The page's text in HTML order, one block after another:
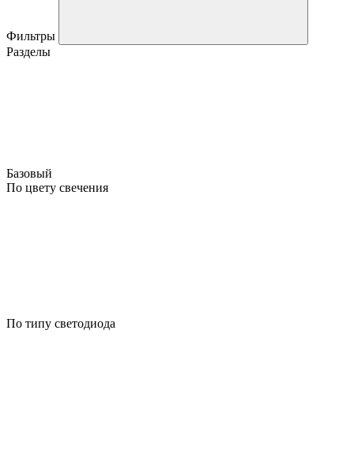
Фильтры
Разделы
Базовый
По цвету свечения
По типу светодиода